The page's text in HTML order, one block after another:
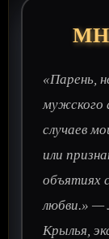
«Парень,
мужского
случаев
или
объятиях
любви.» —
Крылья,